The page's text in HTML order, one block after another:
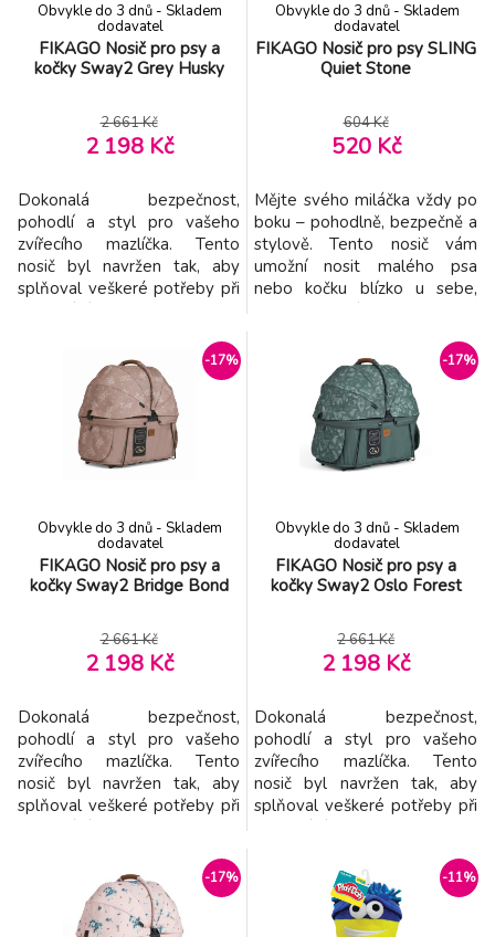
FIKAGO Nosič pro psy a
kočky Sway2 Grey Husky
Obvykle do 3 dnů - Skladem
dodavatel
2 661 Kč
2 198 Kč
Dokonalá bezpečnost,
pohodlí a styl pro vašeho
zvířecího mazlíčka. Tento
nosič byl navržen tak, aby
splňoval veškeré potřeby při
městě. Pevná konstrukce s
pevnou spodní částí a
tvrdými postranicemi
zaručuje stabilitu a ochranu i
při náročnějších cestách.
Vnitřní háček pro připnutí
FIKAGO Nosič pro psy SLING
Quiet Stone
Obvykle do 3 dnů - Skladem
dodavatel
604 Kč
520 Kč
Mějte svého miláčka vždy po
boku – pohodlně, bezpečně a
stylově. Tento nosič vám
umožní nosit malého psa
nebo kočku blízko u sebe,
měkkému a prodyšnému
materiálu je ideální pro
celoroční použití. Hlavní
výhody: - Pohodlný design –
nastavitelný ramenní popruh
s měkkým polstrováním se
-17%
FIKAGO Nosič pro psy a
kočky Sway2 Bridge Bond
Obvykle do 3 dnů - Skladem
dodavatel
2 661 Kč
2 198 Kč
Dokonalá bezpečnost,
pohodlí a styl pro vašeho
zvířecího mazlíčka. Tento
nosič byl navržen tak, aby
splňoval veškeré potřeby při
městě. Pevná konstrukce s
pevnou spodní částí a
tvrdými postranicemi
-17%
FIKAGO Nosič pro psy a
kočky Sway2 Oslo Forest
Obvykle do 3 dnů - Skladem
dodavatel
2 661 Kč
2 198 Kč
Dokonalá bezpečnost,
pohodlí a styl pro vašeho
zvířecího mazlíčka. Tento
nosič byl navržen tak, aby
splňoval veškeré potřeby při
městě. Pevná konstrukce s
pevnou spodní částí a
tvrdými postranicemi zaručuje
-17% -11%